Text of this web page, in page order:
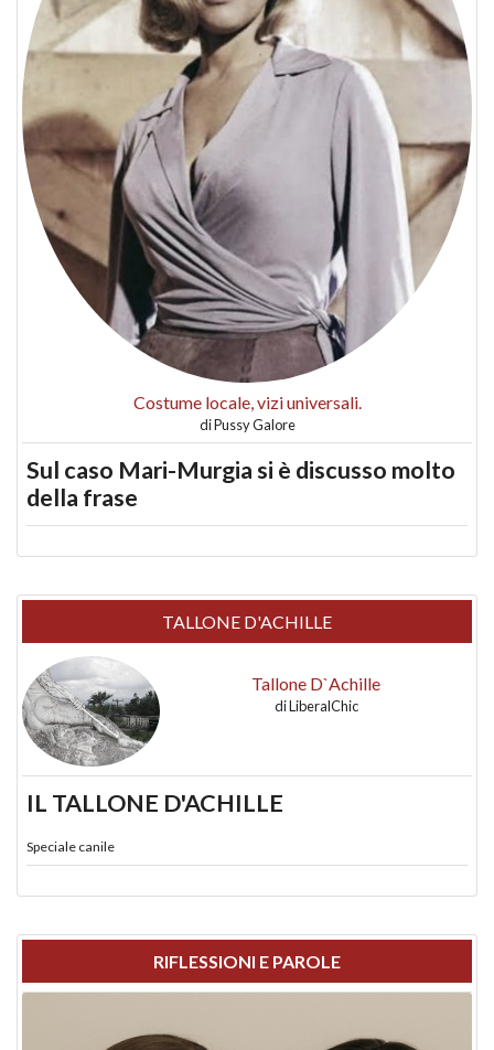
Costume locale, vizi universali.
diPussy Galore
Sul caso Mari-Murgia si è discusso molto
della frase
TALLONE D'ACHILLE
Tallone D`Achille
diLiberalChic
IL TALLONE D'ACHILLE
Speciale canile
RIFLESSIONI E PAROLE